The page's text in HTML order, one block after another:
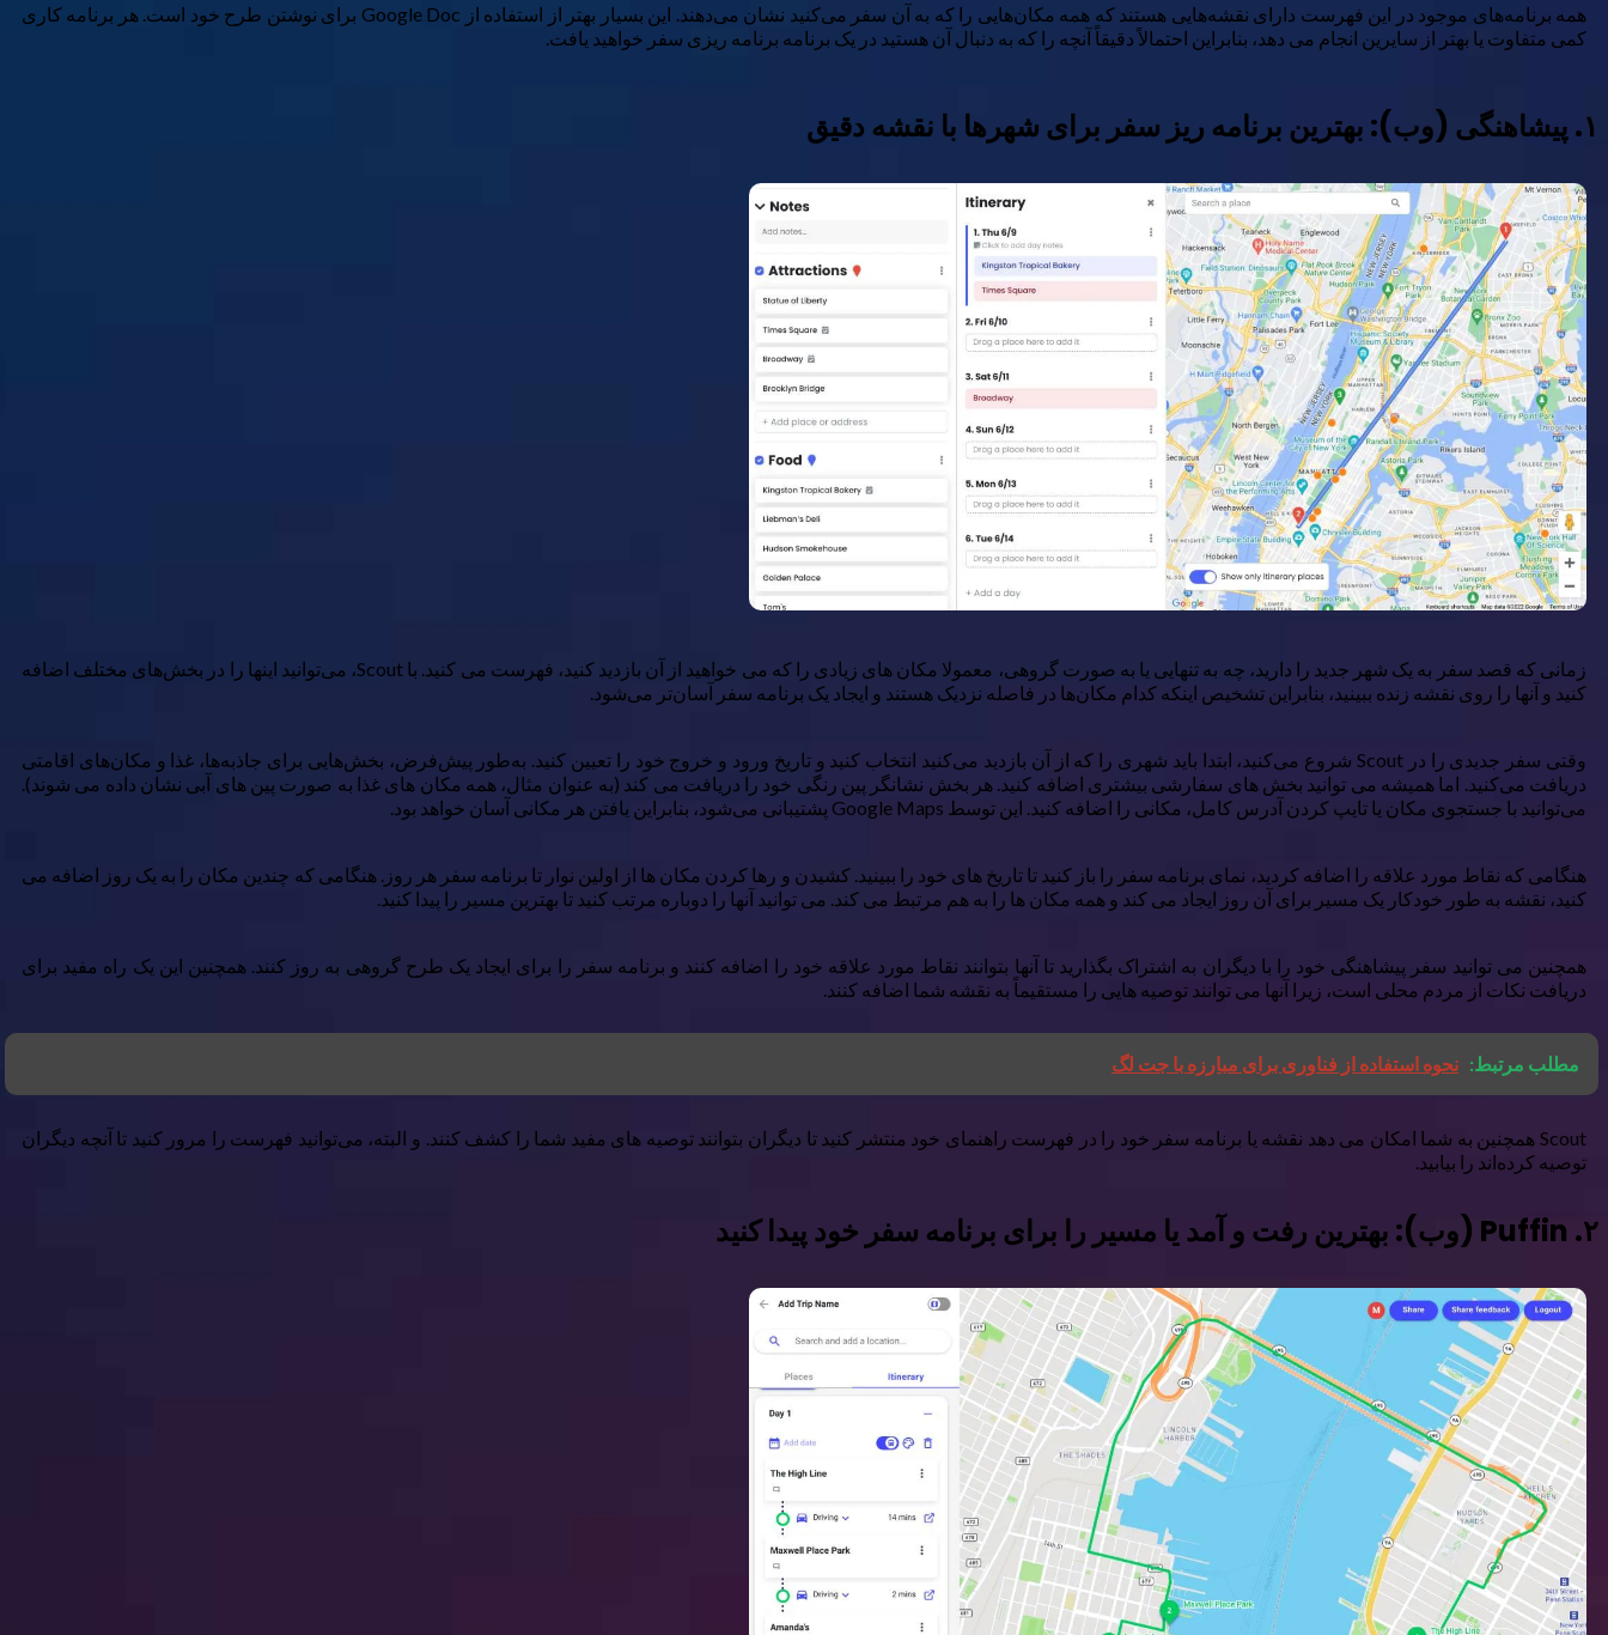
همه برنامه‌های موجود در این فهرست دارای نقشه‌هایی هستند که همه مکان‌هایی را که به آن سفر می‌کنید نشان می‌دهند. این بسیار بهتر از استفاده از Google Doc برای نوشتن طرح خود است. هر برنامه کاری
کمی متفاوت یا بهتر از سایرین انجام می دهد، بنابراین احتمالاً دقیقاً آنچه را که به دنبال آن هستید در یک برنامه برنامه ریزی سفر خواهید یافت.
۱. پیشاهنگی (وب): بهترین برنامه ریز سفر برای شهرها با نقشه دقیق
زمانی که قصد سفر به یک شهر جدید را دارید، چه به تنهایی یا به صورت گروهی، معمولا مکان های زیادی را که می خواهید از آن بازدید کنید، فهرست می کنید. با Scout، می‌توانید اینها را در بخش‌های مختلف اضافه
کنید و آنها را روی نقشه زنده ببینید، بنابراین تشخیص اینکه کدام مکان‌ها در فاصله نزدیک هستند و ایجاد یک برنامه سفر آسان‌تر می‌شود.
وقتی سفر جدیدی را در Scout شروع می‌کنید، ابتدا باید شهری را که از آن بازدید می‌کنید انتخاب کنید و تاریخ ورود و خروج خود را تعیین کنید. به‌طور پیش‌فرض، بخش‌هایی برای جاذبه‌ها، غذا و مکان‌های اقامتی
دریافت می‌کنید. اما همیشه می توانید بخش های سفارشی بیشتری اضافه کنید. هر بخش نشانگر پین رنگی خود را دریافت می کند (به عنوان مثال، همه مکان های غذا به صورت پین های آبی نشان داده می شوند).
می‌توانید با جستجوی مکان یا تایپ کردن آدرس کامل، مکانی را اضافه کنید. این توسط Google Maps پشتیبانی می‌شود، بنابراین یافتن هر مکانی آسان خواهد بود.
هنگامی که نقاط مورد علاقه را اضافه کردید، نمای برنامه سفر را باز کنید تا تاریخ های خود را ببینید. کشیدن و رها کردن مکان ها از اولین نوار تا برنامه سفر هر روز. هنگامی که چندین مکان را به یک روز اضافه می
کنید، نقشه به طور خودکار یک مسیر برای آن روز ایجاد می کند و همه مکان ها را به هم مرتبط می کند. می توانید آنها را دوباره مرتب کنید تا بهترین مسیر را پیدا کنید.
همچنین می توانید سفر پیشاهنگی خود را با دیگران به اشتراک بگذارید تا آنها بتوانند نقاط مورد علاقه خود را اضافه کنند و برنامه سفر را برای ایجاد یک طرح گروهی به روز کنند. همچنین این یک راه مفید برای
دریافت نکات از مردم محلی است، زیرا آنها می توانند توصیه هایی را مستقیماً به نقشه شما اضافه کنند.
مطلب مرتبط: نحوه استفاده از فناوری برای مبارزه با جت لگ
Scout همچنین به شما امکان می دهد نقشه یا برنامه سفر خود را در فهرست راهنمای خود منتشر کنید تا دیگران بتوانند توصیه های مفید شما را کشف کنند. و البته، می‌توانید فهرست را مرور کنید تا آنچه دیگران
توصیه کرده‌اند را بیابید.
۲. Puffin (وب): بهترین رفت و آمد یا مسیر را برای برنامه سفر خود پیدا کنید